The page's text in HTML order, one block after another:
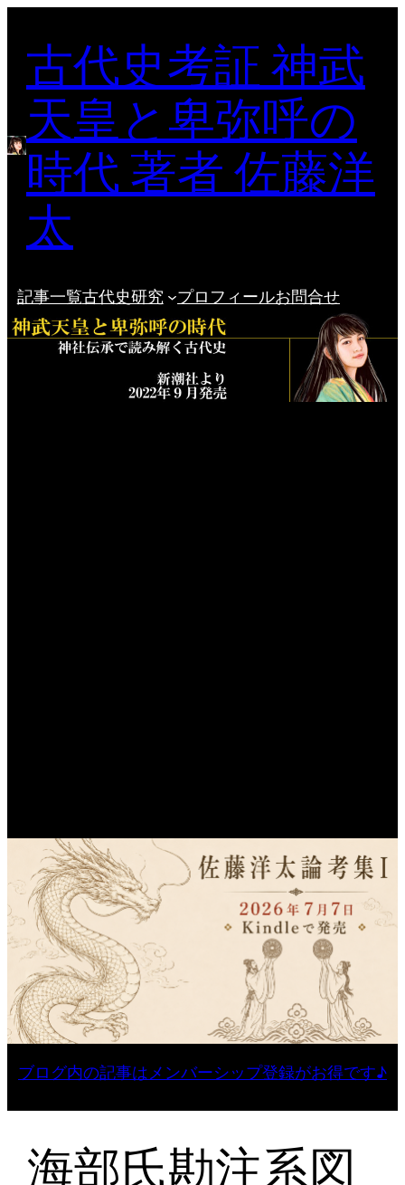
ッ
古代史考証 神武
天皇と卑弥呼の
時代 著者 佐藤洋
太
記事一覧古代史研究 プロフィールお問合せ
ブログ内の記事はメンバーシップ登録がお得です♪
海部氏勘注系図